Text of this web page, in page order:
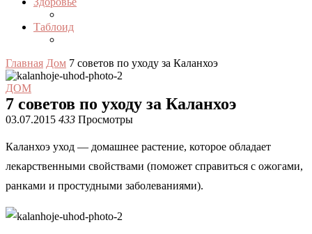
Таблоид
Главная Дом 7 советов по уходу за Каланхоэ
ДОМ
7 советов по уходу за Каланхоэ
03.07.2015 433 Просмотры
Каланхоэ уход — домашнее растение, которое обладает
лекарственными свойствами (поможет справиться с ожогами,
ранками и простудными заболеваниями).